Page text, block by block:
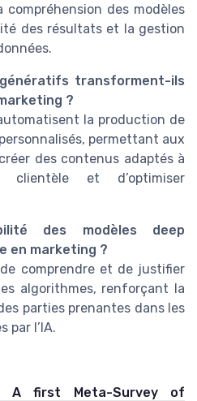
des modèles
des résultats et la gestion
transforment-ils
?
la production de
permettant aux
des contenus adaptés à
et d’optimiser
des modèles deep
en marketing ?
comprendre et de justifier
algorithmes, renforçant la
parties prenantes dans les
par l’IA.
A first Meta-Survey of